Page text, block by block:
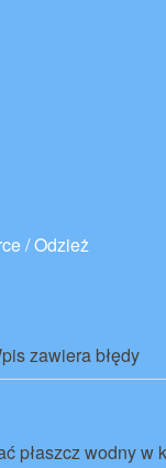
/ Odzież
zawiera błędy
płaszcz wodny w